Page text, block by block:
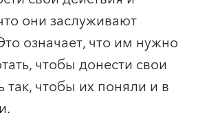
они заслуживают
означает, что им нужно
чтобы донести свои
так, чтобы их поняли и в